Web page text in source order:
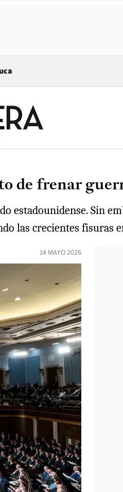
in new window
de frenar
estadounidense. Sin
las crecientes fisuras
14 MAYO 2026